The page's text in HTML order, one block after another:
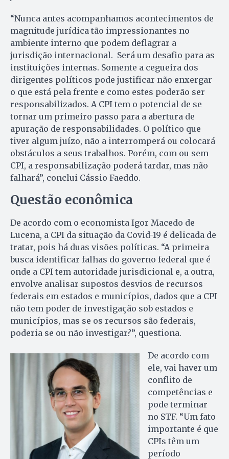
“Nunca antes acompanhamos acontecimentos de
magnitude jurídica tão impressionantes no
ambiente interno que podem deflagrar a
jurisdição internacional. Será um desafio para as
instituições internas. Somente a cegueira dos
dirigentes políticos pode justificar não enxergar
o que está pela frente e como estes poderão ser
responsabilizados. A CPI tem o potencial de se
tornar um primeiro passo para a abertura de
apuração de responsabilidades. O político que
tiver algum juízo, não a interromperá ou colocará
obstáculos a seus trabalhos. Porém, com ou sem
CPI, a responsabilização poderá tardar, mas não
falhará”, conclui Cássio Faeddo.
Questão econômica
De acordo com o economista Igor Macedo de
Lucena, a CPI da situação da Covid-19 é delicada de
tratar, pois há duas visões políticas. “A primeira
busca identificar falhas do governo federal que é
onde a CPI tem autoridade jurisdicional e, a outra,
envolve analisar supostos desvios de recursos
federais em estados e municípios, dados que a CPI
não tem poder de investigação sob estados e
municípios, mas se os recursos são federais,
poderia se ou não investigar?”, questiona.
De acordo com
ele, vai haver um
conflito de
competências e
pode terminar
no STF. “Um fato
importante é que
CPIs têm um
período